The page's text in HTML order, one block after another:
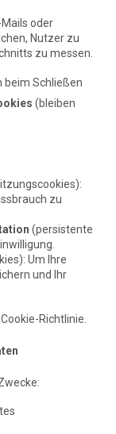
Mails oder
Nutzer zu
zu messen.
beim Schließen
(bleiben
zu
(persistente
Um Ihre
und Ihr
Richtlinie.